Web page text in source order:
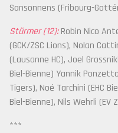
Sansonnens (Fribourg-
Stürmer (12):Robin Nico
(GCK/ZSC Lions), Nolan
(Lausanne HC), Joel
Biel-Bienne) Yannik
Tigers), Noé Tarchini (EHC
Biel-Bienne), Nils Wehrli (EV
***